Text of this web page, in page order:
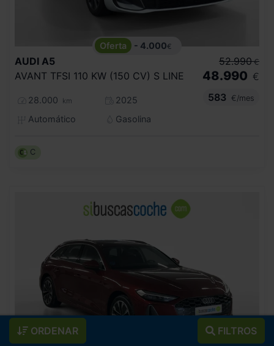
ORDENAR FILTROS
- 4.000€
AUDI A5
AVANT TFSI 110 KW (150 CV) S LINE
28.000 km
2025
Automático
Gasolina
52.990 €
48.990 €
583
€/mes
C